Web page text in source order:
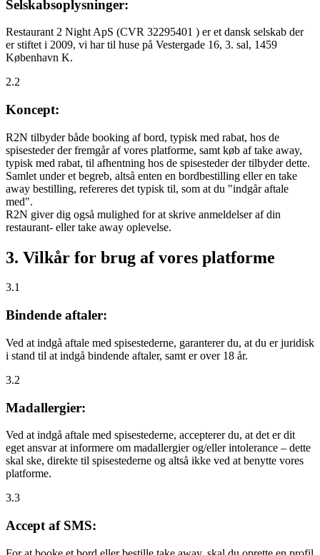
Selskabsoplysninger:
Restaurant 2 Night ApS (CVR 32295401 ) er et dansk selskab der
er stiftet i 2009, vi har til huse på Vestergade 16, 3. sal, 1459
København K.
2.2
Koncept:
R2N tilbyder både booking af bord, typisk med rabat, hos de
spisesteder der fremgår af vores platforme, samt køb af take away,
typisk med rabat, til afhentning hos de spisesteder der tilbyder dette.
Samlet under et begreb, altså enten en bordbestilling eller en take
away bestilling, refereres det typisk til, som at du "indgår aftale
med".
R2N giver dig også mulighed for at skrive anmeldelser af din
restaurant- eller take away oplevelse.
3. Vilkår for brug af vores platforme
3.1
Bindende aftaler:
Ved at indgå aftale med spisestederne, garanterer du, at du er juridisk
i stand til at indgå bindende aftaler, samt er over 18 år.
3.2
Madallergier:
Ved at indgå aftale med spisestederne, accepterer du, at det er dit
eget ansvar at informere om madallergier og/eller intolerance – dette
skal ske, direkte til spisestederne og altså ikke ved at benytte vores
platforme.
3.3
Accept af SMS: